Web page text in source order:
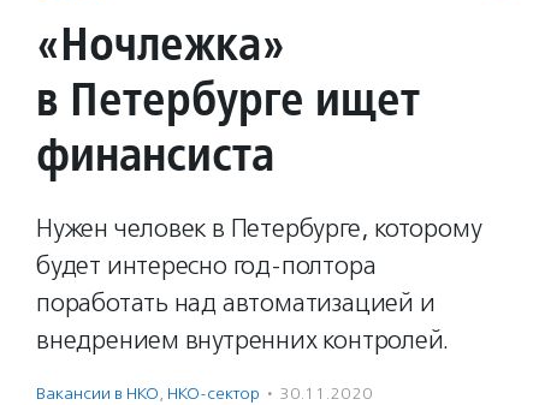
«Ночлежка»
в Петербурге ищет
финансиста
Нужен человек в Петербурге, которому
будет интересно год-полтора
поработать над автоматизацией и
внедрением внутренних контролей.
Вакансии в НКО, НКО-сектор · 30.11.2020